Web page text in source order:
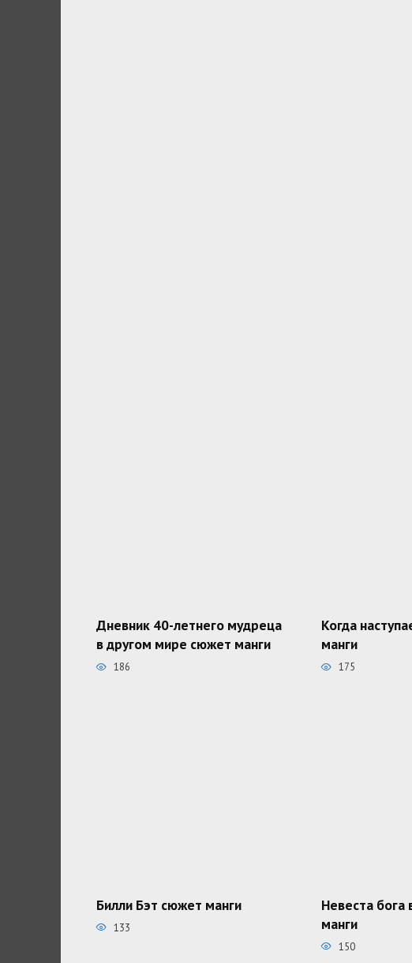
Дневник 40-летнего мудреца
в другом мире сюжет манги
186
Когда
манги
175
Билли Бэт сюжет манги
133
Невеста
манги
150